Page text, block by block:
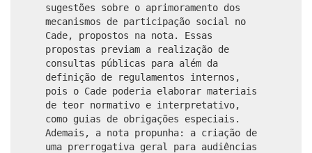
sugestões sobre o aprimoramento dos
mecanismos de participação social no
Cade, propostos na nota. Essas
propostas previam a realização de
consultas públicas para além da
definição de regulamentos internos,
pois o Cade poderia elaborar materiais
de teor normativo e interpretativo,
como guias de obrigações especiais.
Ademais, a nota propunha: a criação de
uma prerrogativa geral para audiências